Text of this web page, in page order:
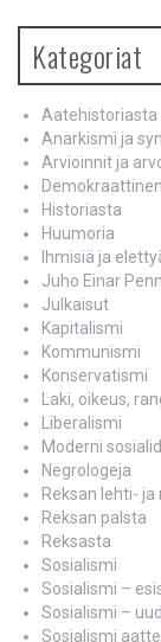
Kategoriat
Aatehistoriasta
Anarkismi ja
Arvioinnit ja
Historiasta
Huumoria
Ihmisiä ja
Juho Einar
Julkaisut
Kapitalismi
Kommunismi
Konservatismi
Laki, oikeus,
Liberalismi
Moderni
Negrologeja
Reksan lehti-
Reksan palsta
Reksasta
Sosialismi
Sosialismi –
Sosialismi –
Sosialismi